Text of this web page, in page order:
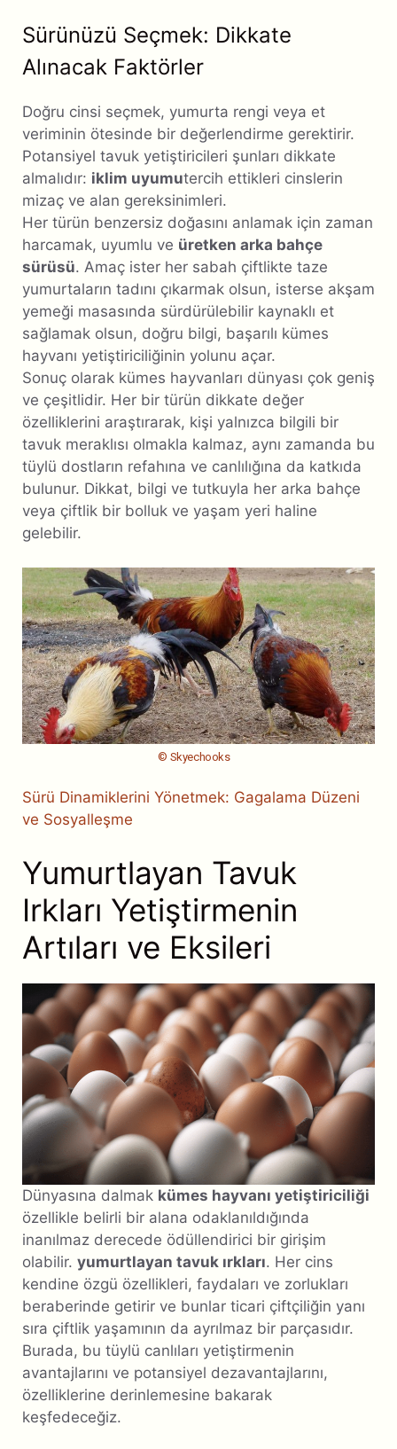
Sürünüzü Seçmek: Dikkate
Alınacak Faktörler
Doğru cinsi seçmek, yumurta rengi veya et
veriminin ötesinde bir değerlendirme gerektirir.
Potansiyel tavuk yetiştiricileri şunları dikkate
almalıdır: iklim uyumutercih ettikleri cinslerin
mizaç ve alan gereksinimleri.
Her türün benzersiz doğasını anlamak için zaman
harcamak, uyumlu ve üretken arka bahçe
sürüsü. Amaç ister her sabah çiftlikte taze
yumurtaların tadını çıkarmak olsun, isterse akşam
yemeği masasında sürdürülebilir kaynaklı et
sağlamak olsun, doğru bilgi, başarılı kümes
hayvanı yetiştiriciliğinin yolunu açar.
Sonuç olarak kümes hayvanları dünyası çok geniş
ve çeşitlidir. Her bir türün dikkate değer
özelliklerini araştırarak, kişi yalnızca bilgili bir
tavuk meraklısı olmakla kalmaz, aynı zamanda bu
tüylü dostların refahına ve canlılığına da katkıda
bulunur. Dikkat, bilgi ve tutkuyla her arka bahçe
veya çiftlik bir bolluk ve yaşam yeri haline
gelebilir.
© Skyechooks
Sürü Dinamiklerini Yönetmek: Gagalama Düzeni
ve Sosyalleşme
Yumurtlayan Tavuk
Irkları Yetiştirmenin
Artıları ve Eksileri
Dünyasına dalmak kümes hayvanı yetiştiriciliği
özellikle belirli bir alana odaklanıldığında
inanılmaz derecede ödüllendirici bir girişim
olabilir. yumurtlayan tavuk ırkları. Her cins
kendine özgü özellikleri, faydaları ve zorlukları
beraberinde getirir ve bunlar ticari çiftçiliğin yanı
sıra çiftlik yaşamının da ayrılmaz bir parçasıdır.
Burada, bu tüylü canlıları yetiştirmenin
avantajlarını ve potansiyel dezavantajlarını,
özelliklerine derinlemesine bakarak
keşfedeceğiz.